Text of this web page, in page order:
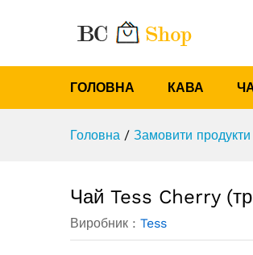
ГОЛОВНА КАВА
Головна / Замовити
Чай Tess Cherry
Виробник : Tess
Характеристики